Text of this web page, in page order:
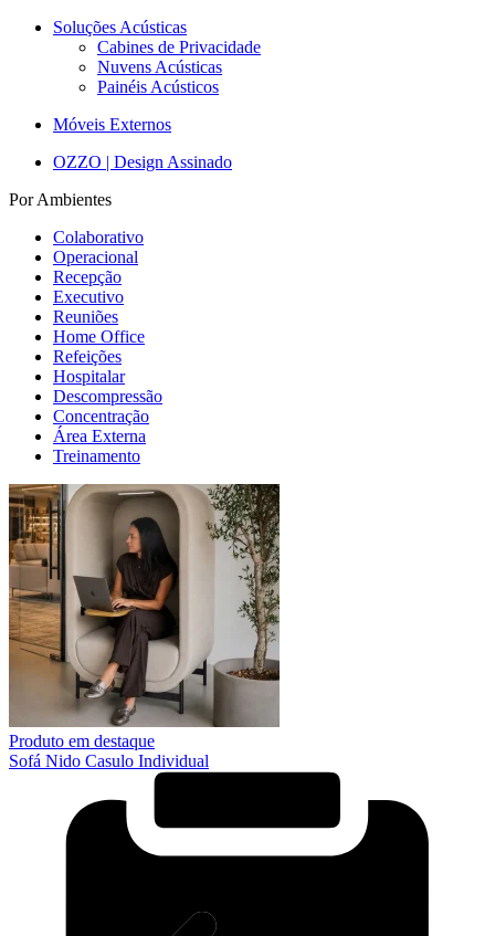
Soluções Acústicas
Cabines de Privacidade
Nuvens Acústicas
Painéis Acústicos
Móveis Externos
OZZO | Design Assinado
Por Ambientes
Colaborativo
Operacional
Recepção
Executivo
Reuniões
Home Office
Refeições
Hospitalar
Descompressão
Concentração
Área Externa
Treinamento
Produto em destaque
Sofá Nido Casulo Individual